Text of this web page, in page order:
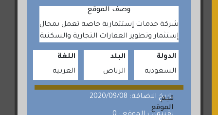
وصف الموقع
شركة خدمات إستثمارية خاصة تعمل بمجال
إستثمار وتطوير العقارات التجارية والسكنية
الدولة
السعودية
البلد
الرياض
اللغة
العربية
تاريخ الاضافة: 2020/09/08
قيم
الموقع